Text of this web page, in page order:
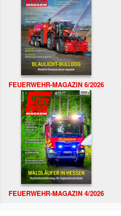
FEUERWEHR-MAGAZIN 6/2026
FEUERWEHR-MAGAZIN 4/2026